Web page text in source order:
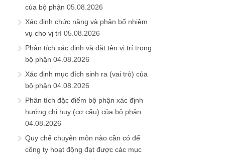
của bộ phận 05.08.2026
Xác định chức năng và phân bổ nhiệm
vụ cho vị trí 05.08.2026
Phân tích xác định và đặt tên vị trí trong
bộ phận 04.08.2026
Xác định mục đích sinh ra (vai trò) của
bộ phận 04.08.2026
Phân tích đặc điểm bộ phận xác định
hướng chỉ huy (cơ cấu) của bộ phận
04.08.2026
Quy chế chuyên môn nào cần có để
công ty hoạt động đạt được các mục